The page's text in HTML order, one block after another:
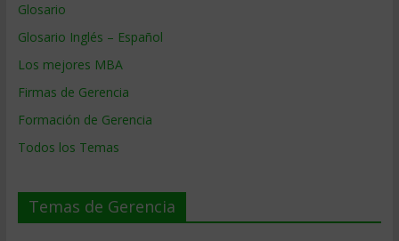
Glosario
Glosario Inglés – Español
Los mejores MBA
Firmas de Gerencia
Formación de Gerencia
Todos los Temas
Temas de Gerencia